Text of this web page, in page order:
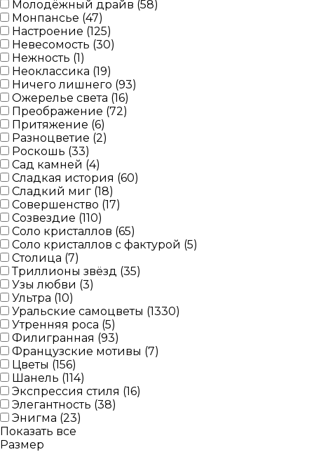
Молодёжный драйв (58)
Монпансье (47)
Настроение (125)
Невесомость (30)
Нежность (1)
Неоклассика (19)
Ничего лишнего (93)
Ожерелье света (16)
Преображение (72)
Притяжение (6)
Разноцветие (2)
Роскошь (33)
Сад камней (4)
Сладкая история (60)
Сладкий миг (18)
Совершенство (17)
Созвездие (110)
Соло кристаллов (65)
Соло кристаллов с фактурой (5)
Столица (7)
Триллионы звёзд (35)
Узы любви (3)
Ультра (10)
Уральские самоцветы (1330)
Утренняя роса (5)
Филигранная (93)
Французские мотивы (7)
Цветы (156)
Шанель (114)
Экспрессия стиля (16)
Элегантность (38)
Энигма (23)
Показать все
Размер